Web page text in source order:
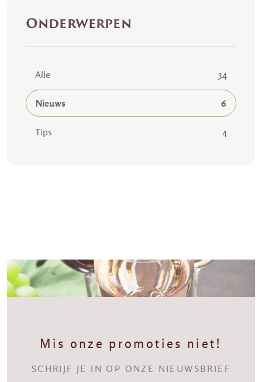
Onderwerpen
Alle 34
Nieuws 6
Tips 4
Mis onze promoties niet!
SCHRIJF JE IN OP ONZE NIEUWSBRIEF